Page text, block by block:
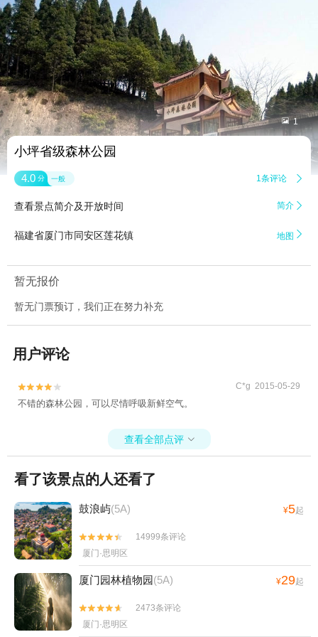
 1
小坪省级森林公园
4.0 分 一般 1条评论 
查看景点简介及开放时间 简介 
福建省厦门市同安区莲花镇 地图 
暂无报价
暂无门票预订，我们正在努力补充
用户评论

 C*g 2015-05-29
不错的森林公园，可以尽情呼吸新鲜空气。
查看全部点评 
看了该景点的人还看了
鼓浪屿(5A) ¥5起


14999条评论
厦门·思明区
厦门园林植物园(5A) ¥29起


2473条评论
厦门·思明区
